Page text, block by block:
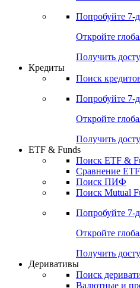
Поиск акций
Российские
Попробуйте7-
Откройте
Получить
Поиск
Попробуйте7-
Откройте
Получить
ETF & Funds
Сравнение
Поиск Mutual
Попробуйте7-
Откройте